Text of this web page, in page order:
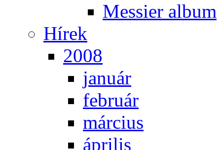
Mes­si­er al­bum
Hí­rek
2008
ja­nu­ár
feb­ru­ár
már­ci­us
áp­ri­lis